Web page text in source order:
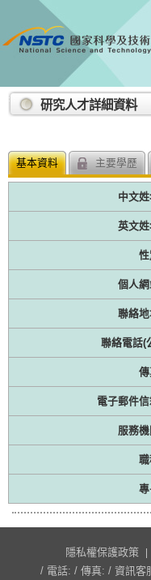
::: 研究人才詳細資料
基本資料 主要學歷
中文姓
英文姓
性
個人
聯絡
聯絡電話(
電子郵件
服務機
隱私權保護政策
/ 電話: / 傳真: / 資訊客